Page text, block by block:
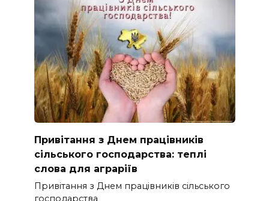
Привітання з Днем працівників
сільського господарства: теплі
слова для аграріїв
Привітання з Днем працівників сільського
господарства